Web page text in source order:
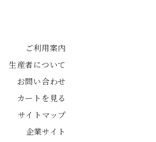
ご利用案内
生産者について
お問い合わせ
カートを見る
サイトマップ
企業サイト